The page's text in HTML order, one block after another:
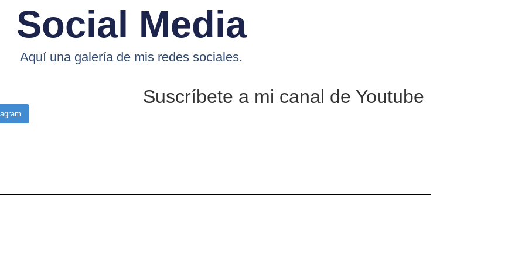
Social Media
Aquí una galería de mis redes sociales.
Suscríbete a mi canal de Youtube